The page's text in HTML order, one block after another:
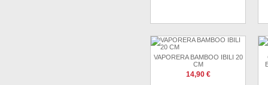
VAPORERA BAMBOO IBILI 20
CM
14,90 €